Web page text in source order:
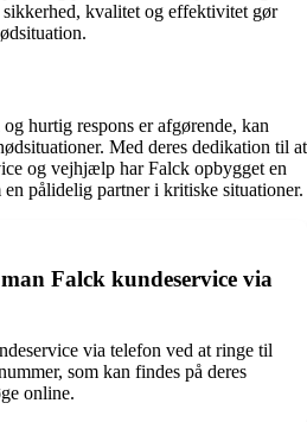
kvalitet og effektivitet gør
hurtig respons er afgørende, kan
Med deres dedikation til at
og vejhjælp har Falck opbygget en
pålidelig partner i kritiske situationer.
Falck kundeservice via
via telefon ved at ringe til
som kan findes på deres
online.